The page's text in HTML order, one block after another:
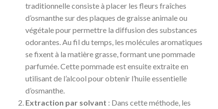
traditionnelle consiste à placer les fleurs fraîches
d’osmanthe sur des plaques de graisse animale ou
végétale pour permettre la diffusion des substances
odorantes. Au fil du temps, les molécules aromatiques
se fixent à la matière grasse, formant une pommade
parfumée. Cette pommade est ensuite extraite en
utilisant de l’alcool pour obtenir l’huile essentielle
d’osmanthe.
Extraction par solvant : Dans cette méthode, les